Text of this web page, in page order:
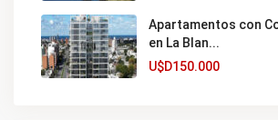
Apartamentos con
en La Blan...
U$D150.000